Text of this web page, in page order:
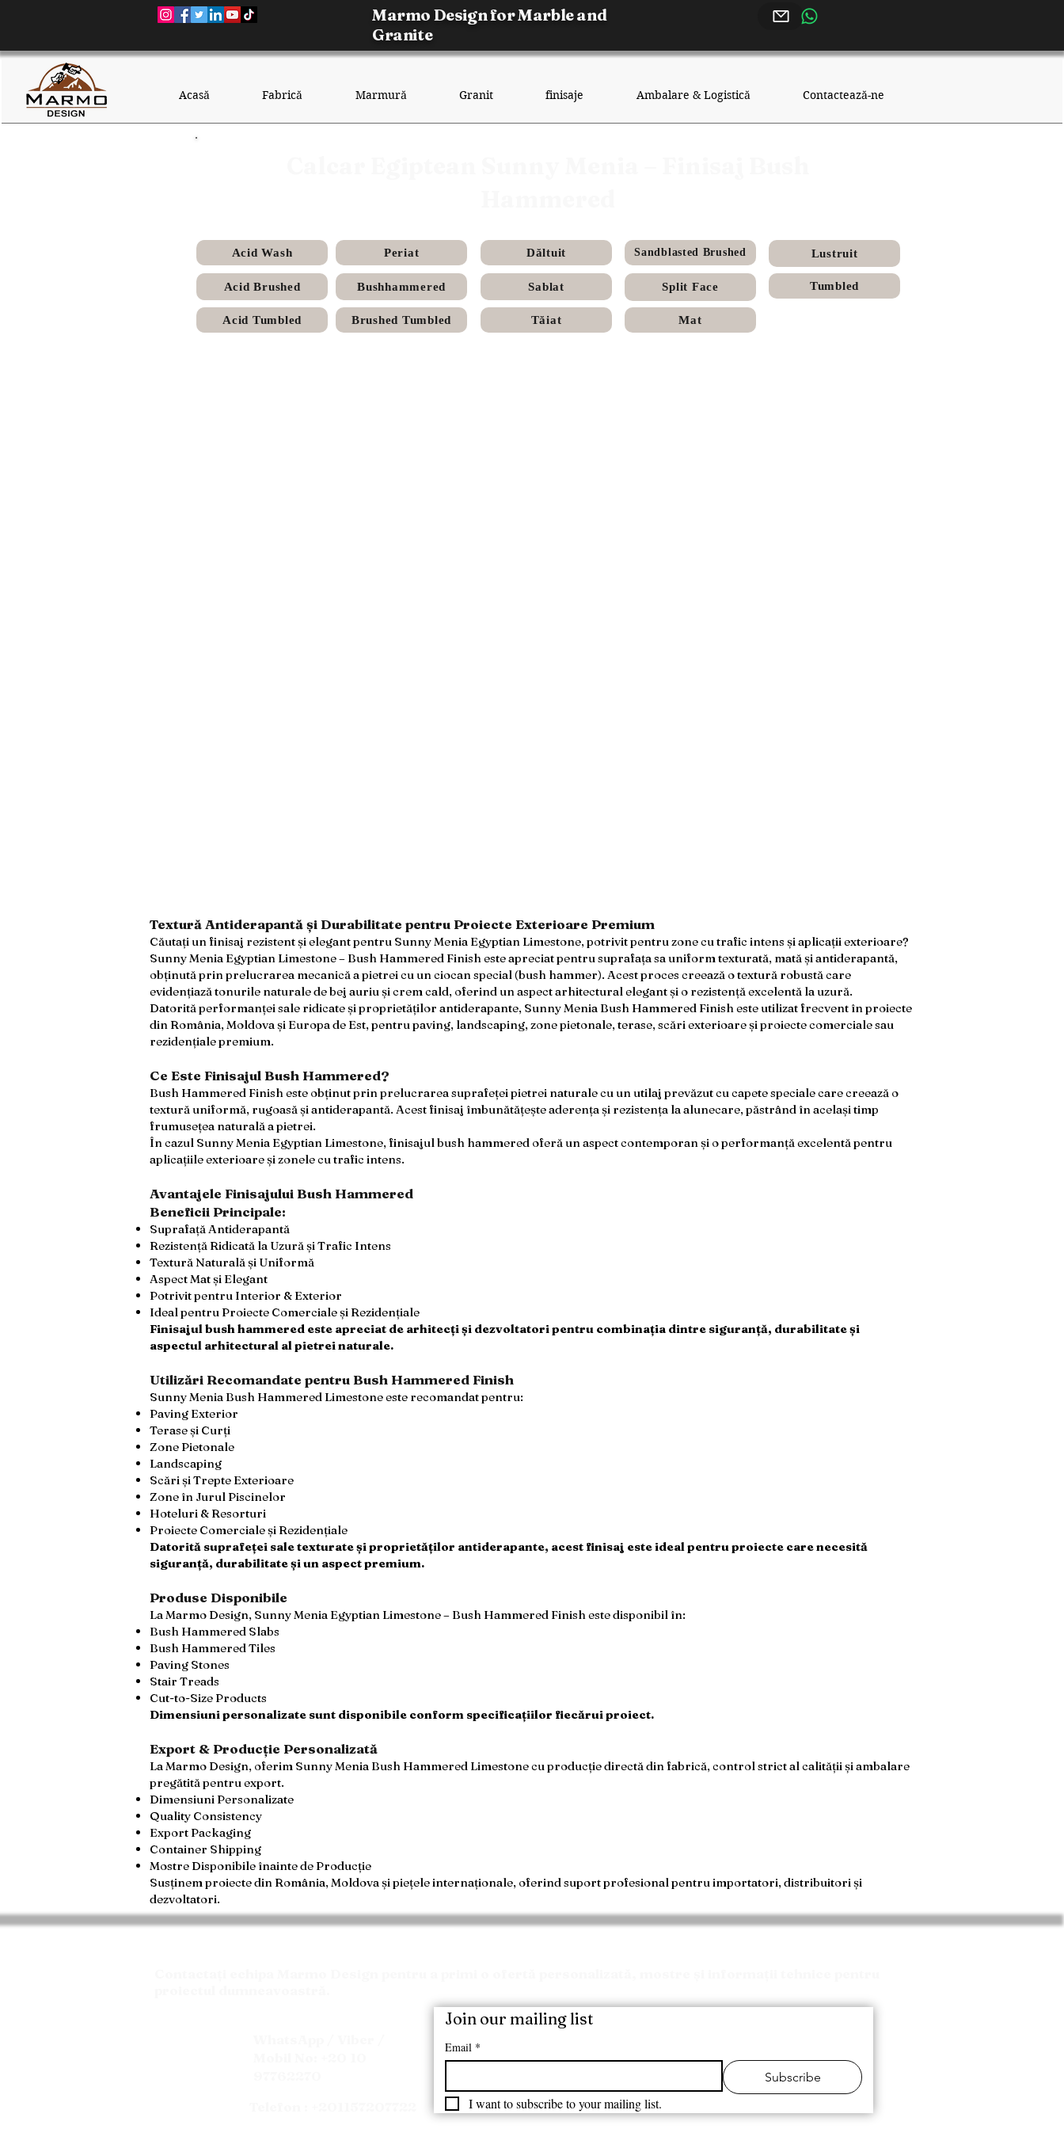
Marmo Design for Marble and
Granite
Acasă Fabrică Marmură Granit finisaje Ambalare & Logistică Contactează-ne
Acid Wash Periat
Acid Brushed Bushhammered
Acid Tumbled Brushed Tumbled
Dăltuit
Sablat
Tăiat
Sandblasted Brushed
Split Face
Lustruit
Tumbled
Mat
Textură Antiderapantă și Durabilitate pentru Proiecte Exterioare Premium
Căutați un finisaj rezistent și elegant pentru Sunny Menia Egyptian Limestone, potrivit pentru zone cu trafic intens și aplicații exterioare?
Sunny Menia Egyptian Limestone – Bush Hammered Finish este apreciat pentru suprafața sa uniform texturată, mată și antiderapantă,
obținută prin prelucrarea mecanică a pietrei cu un ciocan special (bush hammer). Acest proces creează o textură robustă care
evidențiază tonurile naturale de bej auriu și crem cald, oferind un aspect arhitectural elegant și o rezistență excelentă la uzură.
Datorită performanței sale ridicate și proprietăților antiderapante, Sunny Menia Bush Hammered Finish este utilizat frecvent în proiecte
din România, Moldova și Europa de Est, pentru paving, landscaping, zone pietonale, terase, scări exterioare și proiecte comerciale sau
rezidențiale premium.
Ce Este Finisajul Bush Hammered?
Bush Hammered Finish este obținut prin prelucrarea suprafeței pietrei naturale cu un utilaj prevăzut cu capete speciale care creează o
textură uniformă, rugoasă și antiderapantă. Acest finisaj îmbunătățește aderența și rezistența la alunecare, păstrând în același timp
frumusețea naturală a pietrei.
În cazul Sunny Menia Egyptian Limestone, finisajul bush hammered oferă un aspect contemporan și o performanță excelentă pentru
aplicațiile exterioare și zonele cu trafic intens.
Avantajele Finisajului Bush Hammered
Beneficii Principale:
Suprafață Antiderapantă
Rezistență Ridicată la Uzură și Trafic Intens
Textură Naturală și Uniformă
Aspect Mat și Elegant
Potrivit pentru Interior & Exterior
Ideal pentru Proiecte Comerciale și Rezidențiale
Finisajul bush hammered este apreciat de arhitecți și dezvoltatori pentru combinația dintre siguranță, durabilitate și
aspectul arhitectural al pietrei naturale.
Utilizări Recomandate pentru Bush Hammered Finish
Sunny Menia Bush Hammered Limestone este recomandat pentru:
Paving Exterior
Terase și Curți
Zone Pietonale
Landscaping
Scări și Trepte Exterioare
Zone în Jurul Piscinelor
Hoteluri & Resorturi
Proiecte Comerciale și Rezidențiale
Datorită suprafeței sale texturate și proprietăților antiderapante, acest finisaj este ideal pentru proiecte care necesită
siguranță, durabilitate și un aspect premium.
Produse Disponibile
La Marmo Design, Sunny Menia Egyptian Limestone – Bush Hammered Finish este disponibil în:
Bush Hammered Slabs
Bush Hammered Tiles
Paving Stones
Stair Treads
Cut-to-Size Products
Dimensiuni personalizate sunt disponibile conform specificațiilor fiecărui proiect.
Export & Producție Personalizată
La Marmo Design, oferim Sunny Menia Bush Hammered Limestone cu producție directă din fabrică, control strict al calității și ambalare
pregătită pentru export.
Dimensiuni Personalizate
Quality Consistency
Export Packaging
Container Shipping
Mostre Disponibile înainte de Producție
Susținem proiecte din România, Moldova și piețele internaționale, oferind suport profesional pentru importatori, distribuitori și
dezvoltatori.
Join our mailing list
Email *
Subscribe
I want to subscribe to your mailing list.